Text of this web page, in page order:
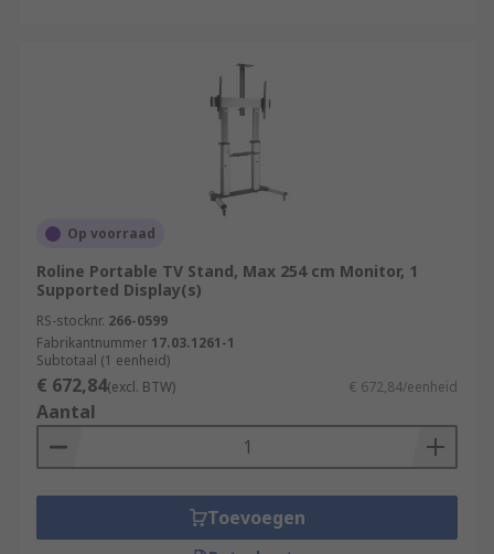
Op voorraad
Roline Portable TV Stand, Max 254 cm Monitor, 1
Supported Display(s)
RS-stocknr. 266-0599
Fabrikantnummer 17.03.1261-1
Subtotaal (1 eenheid)
€ 672,84(excl. BTW) € 672,84/eenheid
Aantal
Toevoegen